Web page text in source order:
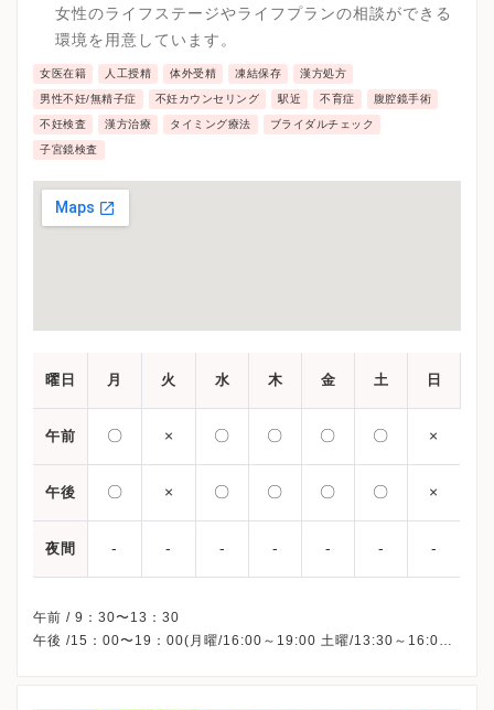
女性のライフステージやライフプランの相談ができる
環境を用意しています。
女医在籍 人工授精 体外受精 凍結保存 漢方処方
男性不妊/無精子症 不妊カウンセリング 駅近 不育症 腹腔鏡手術
不妊検査 漢方治療 タイミング療法 ブライダルチェック
子宮鏡検査
曜日 月 火 水 木 金 土 日
午前 〇 × 〇 〇 〇 〇 ×
午後 〇 × 〇 〇 〇 〇 ×
夜間 - - - - - - -
午前 / 9：30〜13：30
午後 /15：00〜19：00(月曜/16:00～19:00 土曜/13:30～16:00)